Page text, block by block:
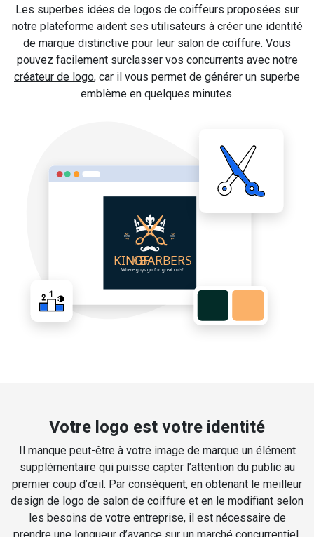
Les superbes idées de logos de coiffeurs proposées sur
notre plateforme aident ses utilisateurs à créer une identité
de marque distinctive pour leur salon de coiffure. Vous
pouvez facilement surclasser vos concurrents avec notre
créateur de logo, car il vous permet de générer un superbe
emblème en quelques minutes.
Votre logo est votre identité
Il manque peut-être à votre image de marque un élément
supplémentaire qui puisse capter l’attention du public au
premier coup d’œil. Par conséquent, en obtenant le meilleur
design de logo de salon de coiffure et en le modifiant selon
les besoins de votre entreprise, il est nécessaire de